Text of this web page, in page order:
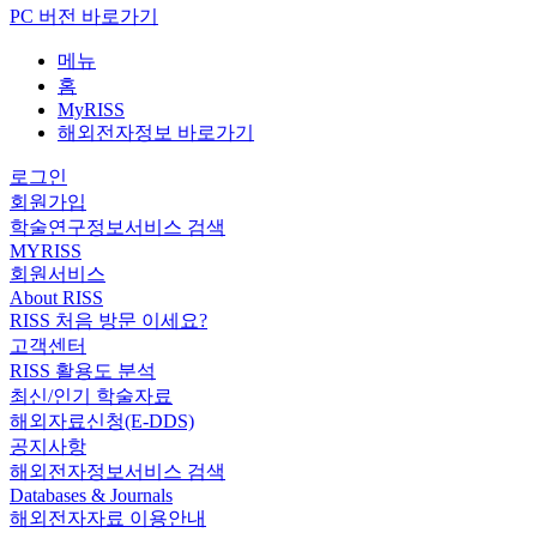
PC 버전 바로가기
메뉴
홈
MyRISS
해외전자정보 바로가기
로그인
회원가입
학술연구정보서비스 검색
MYRISS
회원서비스
About RISS
RISS 처음 방문 이세요?
고객센터
RISS 활용도 분석
최신/인기 학술자료
해외자료신청(E-DDS)
공지사항
해외전자정보서비스 검색
Databases & Journals
해외전자자료 이용안내